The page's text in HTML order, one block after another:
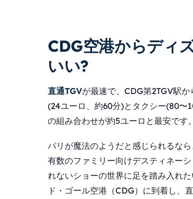
CDG空港からディ
いい?
直通TGVが最速で、CDG第2TGV駅
(24ユーロ、約60分)とタクシー(80〜
の組み合わせが約5ユーロと最安です。
パリが魔法のようだと感じられるな
有数のファミリー向けデスティネー
れないショーの世界に足を踏み入れ
ド・ゴール空港（CDG）に到着し、